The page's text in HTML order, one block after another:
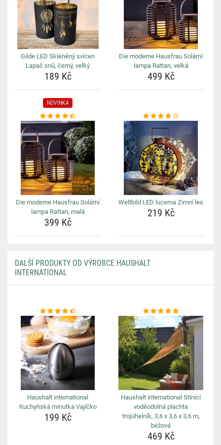
Gilde LED Skleněný svícen
Lapač snů, černý, velký
189 Kč
Die moderne Hausfrau Solární
lampa Rattan, velká
499 Kč
NOVINKA
Die moderne Hausfrau Solární
lampa Rattan, malá
399 Kč
Weltbild LED lucerna Zimní les
219 Kč
DALŠÍ PRODUKTY OD VÝROBCE HAUSHALT
INTERNATIONAL
Haushalt international
Kuchyňská minutka Vajíčko
199 Kč
Haushalt international Stínící
voděodolná plachta
trojúhelník, 3,6 x 3,6 x 3,6 m,
béžová
469 Kč